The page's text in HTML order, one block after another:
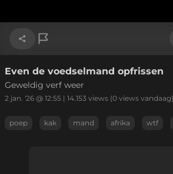
Link kopiëren
Even de voedselmand opfrissen
Geweldig verf weer
2 jan. '26 @ 12:55 | 14.153 views (0 views vandaag)
poep kak mand afrika wtf